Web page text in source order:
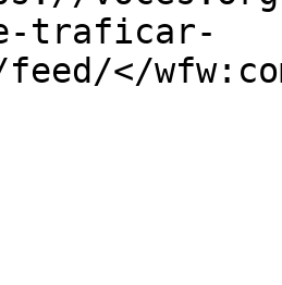
traficar-
</